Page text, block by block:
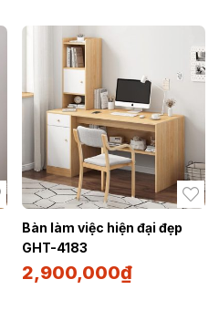
Bàn làm việc hiện đại đẹp
GHT-4183
2,900,000₫